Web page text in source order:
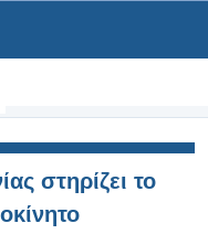
στηρίζει το